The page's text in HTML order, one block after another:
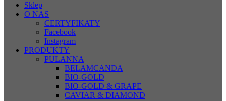
Sklep
O NAS
CERTYFIKATY
Facebook
Instagram
PRODUKTY
PULANNA
BELAMCANDA
BIO-GOLD
BIO-GOLD & GRAPE
CAVIAR & DIAMOND